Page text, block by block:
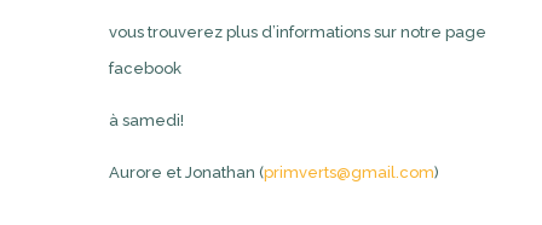
vous trouverez plus d’informations sur notre page
facebook
à samedi!
Aurore et Jonathan (primverts@gmail.com)